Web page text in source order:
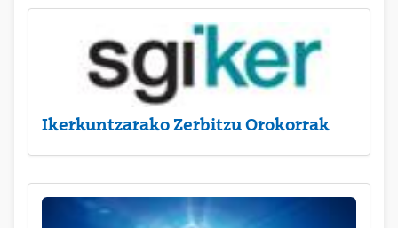
Ikerkuntzarako Zerbitzu Orokorrak